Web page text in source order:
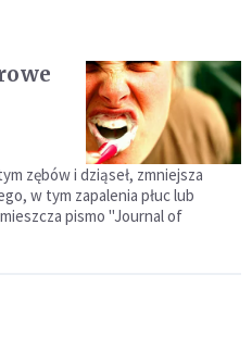
zębów i dziąseł, zmniejsza
w tym zapalenia płuc lub
pismo "Journal of